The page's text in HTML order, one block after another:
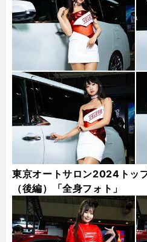
東京オートサロン2024トッ
（後編）「全身フォト」